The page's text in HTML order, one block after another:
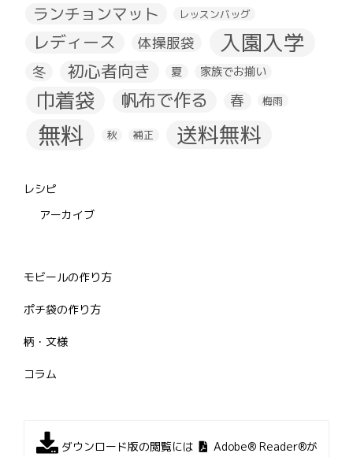
ランチョンマット レッスンバッグ
レディース 体操服袋 入園入学
冬 初心者向き 夏 家族でお揃い
巾着袋 帆布で作る 春 梅雨
無料 秋 補正 送料無料
レシピ
アーカイブ
モビールの作り方
ポチ袋の作り方
柄・文様
コラム
ダウンロード版の閲覧には
Adobe® Reader®が